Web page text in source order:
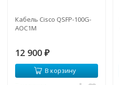
Кабель Cisco QSFP-100G-
AOC1M
12 900 ₽
В корзину